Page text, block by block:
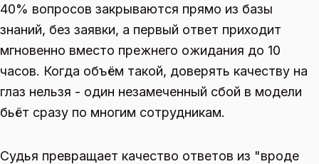
40% вопросов закрываются прямо из базы
знаний, без заявки, а первый ответ приходит
мгновенно вместо прежнего ожидания до 10
часов. Когда объём такой, доверять качеству на
глаз нельзя - один незамеченный сбой в модели
бьёт сразу по многим сотрудникам.
Судья превращает качество ответов из "вроде